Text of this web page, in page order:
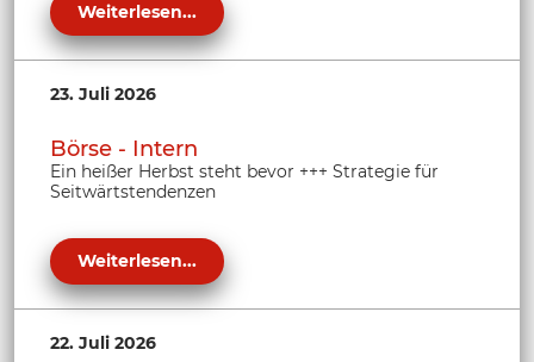
Weiterlesen...
23. Juli 2026
Börse - Intern
Ein heißer Herbst steht bevor +++ Strategie für
Seitwärtstendenzen
Weiterlesen...
22. Juli 2026